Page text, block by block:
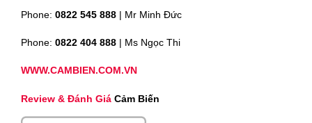
Phone: 0822 545 888 | Mr Minh Đức
Phone: 0822 404 888 | Ms Ngọc Thi
WWW.CAMBIEN.COM.VN
Review & Đánh Giá Cảm Biến